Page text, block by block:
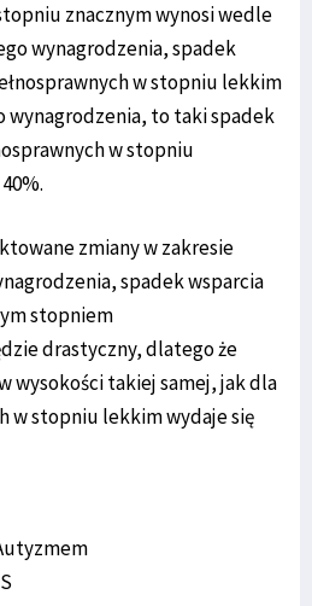
znacznym wynosi wedle
wynagrodzenia, spadek
w stopniu lekkim
wynagrodzenia, to taki spadek
w stopniu
zmiany w zakresie
spadek wsparcia
stopniem
drastyczny, dlatego że
wysokości takiej samej, jak dla
w stopniu lekkim wydaje się